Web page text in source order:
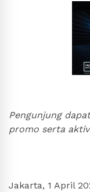
Pengunjung
promo serta
Jakarta, 1 April